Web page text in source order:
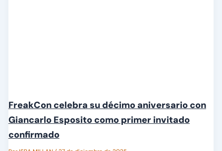
FreakCon celebra su décimo aniversario con
Giancarlo Esposito como primer invitado
confirmado